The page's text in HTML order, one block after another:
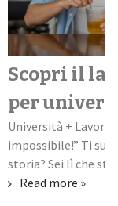
Scopri il
per
Università +
impossibile!” Ti
storia? Sei lì che
Read more »